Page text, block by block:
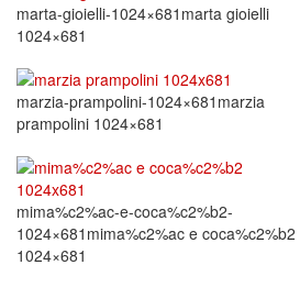
marta-gioielli-1024×681marta gioielli
1024×681
marzia-prampolini-1024×681marzia
prampolini 1024×681
mima%c2%ac-e-coca%c2%b2-
1024×681mima%c2%ac e coca%c2%b2
1024×681